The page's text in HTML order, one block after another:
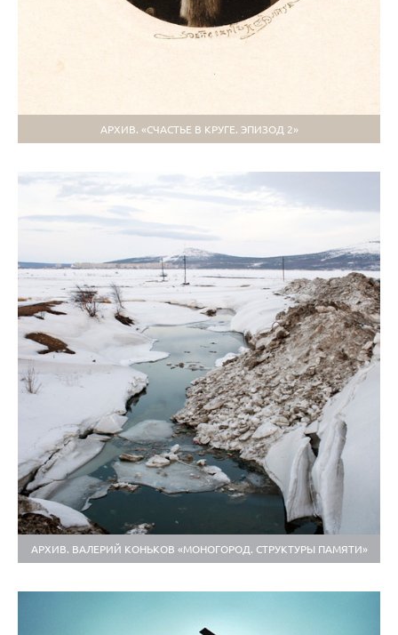
АРХИВ. «СЧАСТЬЕ В КРУГЕ. ЭПИЗОД 2»
АРХИВ. ВАЛЕРИЙ КОНЬКОВ «МОНОГОРОД. СТРУКТУРЫ ПАМЯТИ»